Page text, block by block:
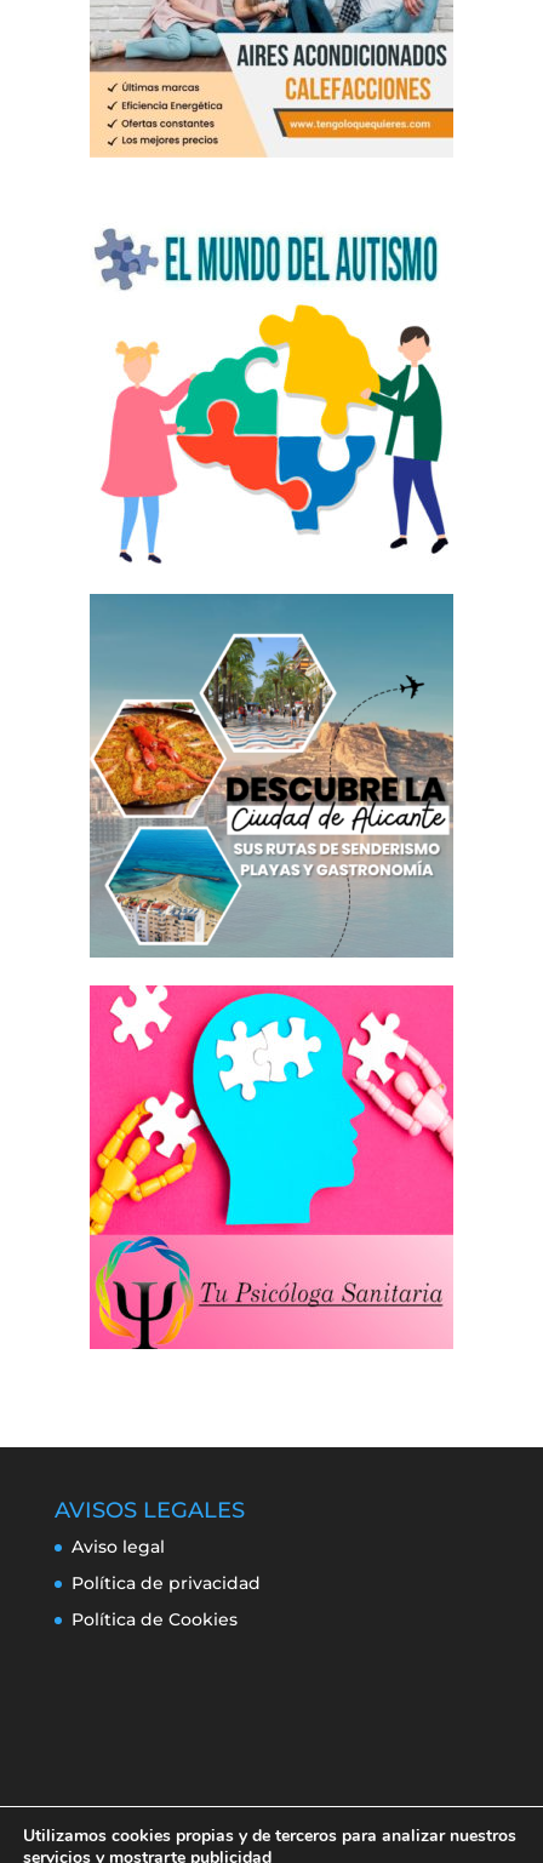
AVISOS LEGALES
Aviso legal
Política de privacidad
Política de Cookies
Utilizamos cookies propias y de terceros para analizar nuestros
servicios y mostrarte publicidad